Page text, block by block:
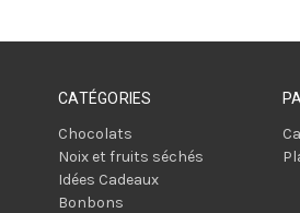
CATÉGORIES
Chocolats
Noix et fruits séchés
Idées Cadeaux
Bonbons